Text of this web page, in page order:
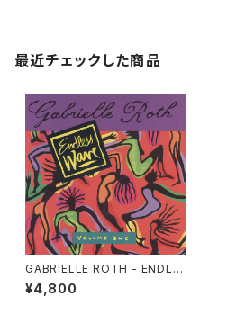
最近チェックした商品
GABRIELLE ROTH - ENDLE
SS WAVES VOLUME ONE ”2
LP”
¥4,800